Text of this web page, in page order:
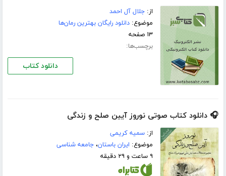
از:جلال آل احمد
موضوع:دانلود رایگان بهترین رمان‌ها
۱۳ صفحه
برچسب‌ها:
دانلود کتاب
🎧 دانلود کتاب صوتی نوروز آیین صلح و زندگی
از:سمیه کریمی
موضوع: ایران باستان،جامعه شناسی
۹ ساعت و ۲۹ دقیقه